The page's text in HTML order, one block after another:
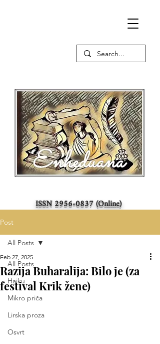
ISSN2956-0837(Online)
Post
All Posts
Haiku
Mikro priča
Lirska proza
Osvrt
All Posts
Razija Buharalija: Bilo je (za
festival Krik žene)
Feb 27, 2025